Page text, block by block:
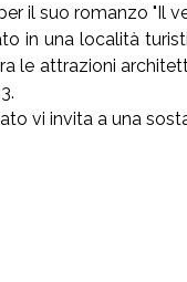
il suo romanzo "Il
in una località
le attrazioni
vi invita a una